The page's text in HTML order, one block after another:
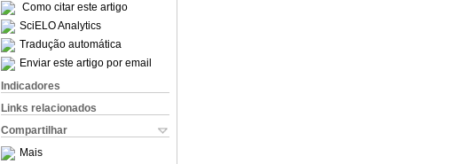
Como citar este artigo
SciELO Analytics
Tradução automática
Enviar este artigo por email
Indicadores
Links relacionados
Compartilhar
Mais